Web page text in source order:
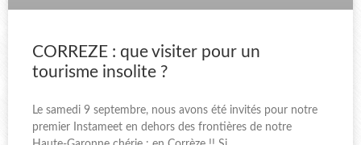
CORREZE : que visiter pour un
tourisme insolite ?
Le samedi 9 septembre, nous avons été invités pour notre
premier Instameet en dehors des frontières de notre